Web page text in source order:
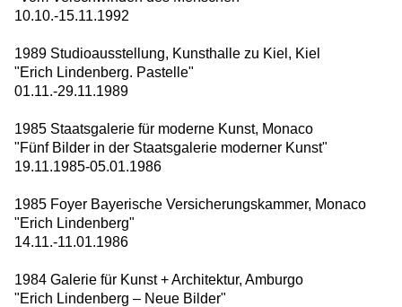
10.10.-15.11.1992
1989 Studioausstellung, Kunsthalle zu Kiel, Kiel
"Erich Lindenberg. Pastelle"
01.11.-29.11.1989
1985 Staatsgalerie für moderne Kunst, Monaco
"Fünf Bilder in der Staatsgalerie moderner Kunst"
19.11.1985-05.01.1986
1985 Foyer Bayerische Versicherungskammer, Monaco
"Erich Lindenberg"
14.11.-11.01.1986
1984 Galerie für Kunst + Architektur, Amburgo
"Erich Lindenberg – Neue Bilder"